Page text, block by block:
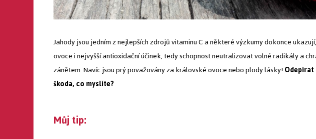
Jahody jsou jedním z nejlepších zdrojů vitaminu C a některé výzkumy dokonce
ovoce i nejvyšší antioxidační účinek, tedy schopnost neutralizovat volné radikály a
zánětem. Navíc jsou prý považovány za královské ovoce nebo plody lásky!Odepírat
škoda, co myslíte?
Můj tip: